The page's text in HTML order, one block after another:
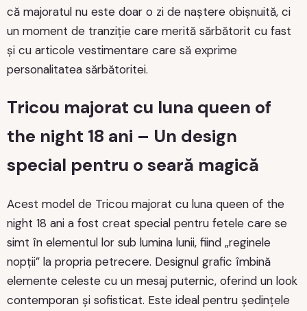
că majoratul nu este doar o zi de naștere obișnuită, ci
un moment de tranziție care merită sărbătorit cu fast
și cu articole vestimentare care să exprime
personalitatea sărbătoritei.
Tricou majorat cu luna queen of
the night 18 ani – Un design
special pentru o seară magică
Acest model de Tricou majorat cu luna queen of the
night 18 ani a fost creat special pentru fetele care se
simt în elementul lor sub lumina lunii, fiind „reginele
nopții” la propria petrecere. Designul grafic îmbină
elemente celeste cu un mesaj puternic, oferind un look
contemporan și sofisticat. Este ideal pentru ședințele